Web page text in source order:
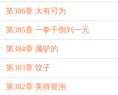
第386章 大有可为
第385章 一拳干倒刘一元
第384章 属驴的
第383章 饺子
第382章 美得冒泡